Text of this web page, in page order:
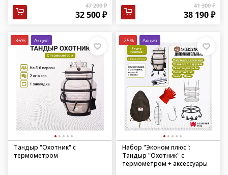
47 200 ₽
32 500 ₽
41 300 ₽
38 190 ₽
-36% Акция
Тандыр "Охотник" с
термометром
-25% Акция
Набор "Эконом плюс":
Тандыр "Охотник" с
термометром + аксессуары